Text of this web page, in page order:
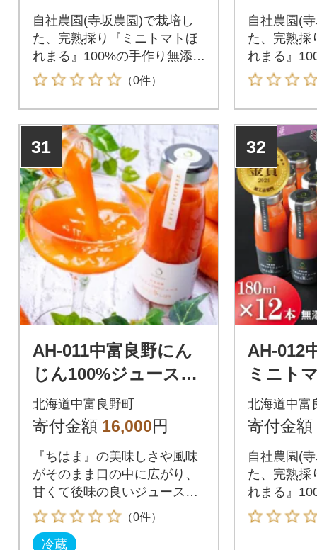
自社農園(寺坂農園)で栽培し
た、完熟採り『ミニトマトほ
れまる』100%の手作り無添加
ジュースです。
（0件）
自社農園(
た、完熟採
れまる』
ジュースで
31
AH-011中富良野にん
じん100%ジュース
『ちはま冬しぼり』
ギフト(メロン農家株
北海道中富良野町
寄付金額 16,000円
『ちはま』の美味しさや風味
がそのまま口の中に広がり、
甘くて後味の良いジュースで
す。
（0件）
冷蔵
32
AH-012
ミニト
『ほれ
り12本
北海道中富
寄付金額
自社農園(
た、完熟採
れまる』
ジュースで